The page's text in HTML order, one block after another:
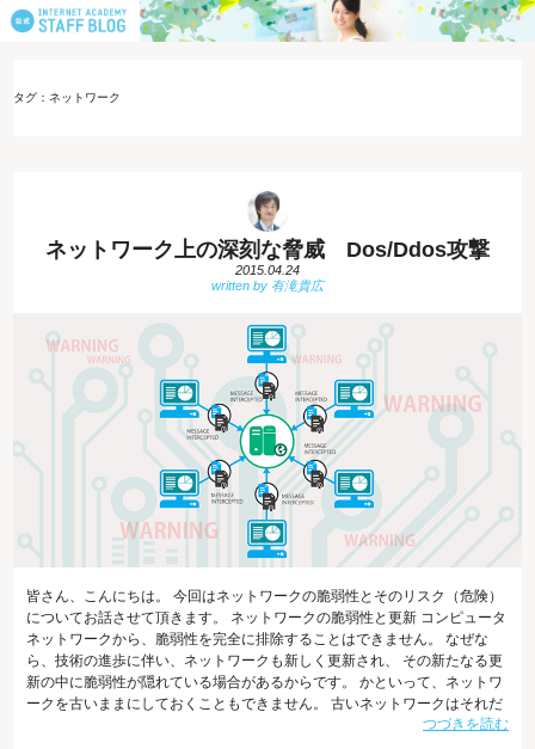
タグ：ネットワーク
ネットワーク上の深刻な脅威 Dos/Ddos攻撃
2015.04.24
皆さん、こんにちは。 今回はネットワークの脆弱性とそのリスク（危険）
についてお話させて頂きます。 ネットワークの脆弱性と更新 コンピュータ
ネットワークから、脆弱性を完全に排除することはできません。 なぜな
ら、技術の進歩に伴い、ネットワークも新しく更新され、 その新たなる更
新の中に脆弱性が隠れている場合があるからです。 かといって、ネットワ
ークを古いままにしておくこともできません。 古いネットワークはそれだ
け長い時間攻撃者の研究・調査対象となり、 脆弱性を発見・利用されて攻
つづきを読む